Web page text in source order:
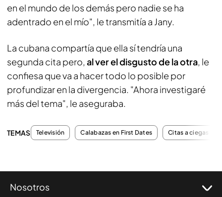
en el mundo de los demás pero nadie se ha
adentrado en el mío", le transmitía a Jany.
La cubana compartía que ella sí tendría una
segunda cita pero, al ver el disgusto de la otra, le
confiesa que va a hacer todo lo posible por
profundizar en la divergencia. "Ahora investigaré
más del tema", le aseguraba.
TEMAS Televisión Calabazas en First Dates Citas a ciegas
Nosotros